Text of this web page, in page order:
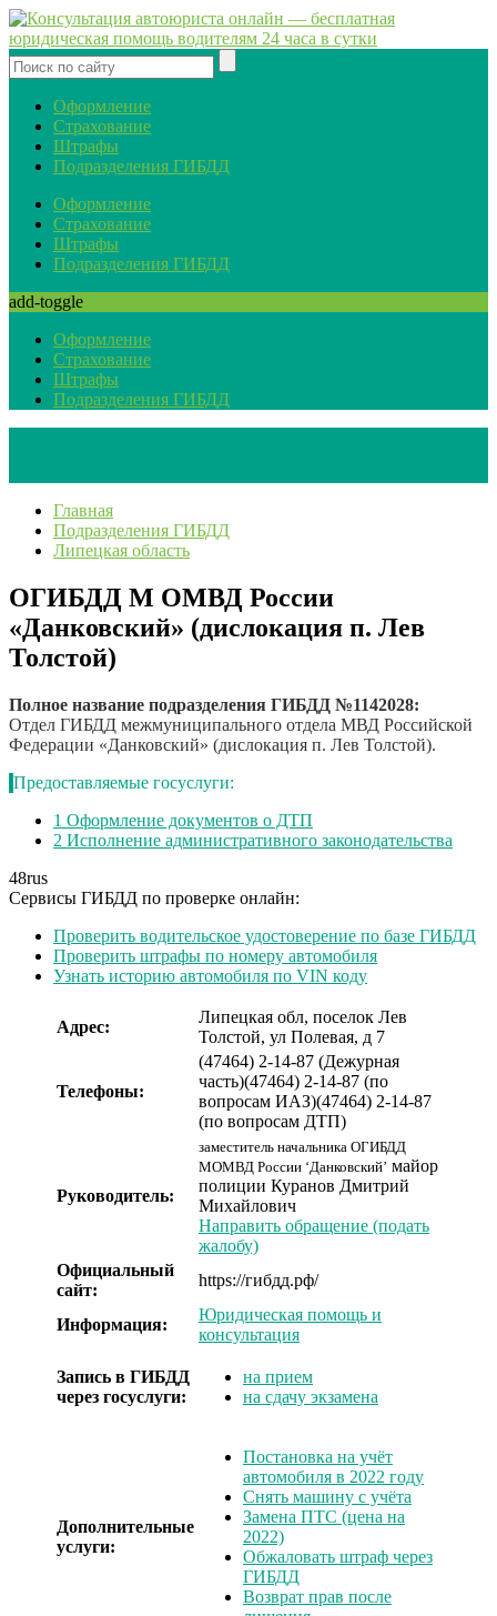
Оформление
Страхование
Штрафы
Подразделения ГИБДД
Оформление
Страхование
Штрафы
Подразделения ГИБДД
add-toggle
Оформление
Страхование
Штрафы
Подразделения ГИБДД
Главная
Подразделения ГИБДД
Липецкая область
ОГИБДД М ОМВД России
«Данковский» (дислокация п. Лев
Толстой)
Полное название подразделения ГИБДД №1142028:
Отдел ГИБДД межмуниципального отдела МВД Российской
Федерации «Данковский» (дислокация п. Лев Толстой).
Предоставляемые госуслуги:
1 Оформление документов о ДТП
2 Исполнение административного законодательства
48rus
Сервисы ГИБДД по проверке онлайн:
Проверить водительское удостоверение по базе ГИБДД
Проверить штрафы по номеру автомобиля
Узнать историю автомобиля по VIN коду
Адрес:
Липецкая обл, поселок Лев
Толстой, ул Полевая, д 7
Телефоны:
(47464) 2-14-87 (Дежурная
часть)(47464) 2-14-87 (по
вопросам ИАЗ)(47464) 2-14-87
(по вопросам ДТП)
Руководитель:
заместитель начальника ОГИБДД
МОМВД России ‘Данковский’ майор
полиции Куранов Дмитрий
Михайлович
Направить обращение (подать
жалобу)
Официальный
сайт:
https://гибдд.рф/
Информация:
Юридическая помощь и
консультация
Запись в ГИБДД
через госуслуги:
на прием
на сдачу экзамена
Дополнительные
услуги:
Постановка на учёт
автомобиля в 2022 году
Снять машину с учёта
Замена ПТС (цена на
2022)
Обжаловать штраф через
ГИБДД
Возврат прав после